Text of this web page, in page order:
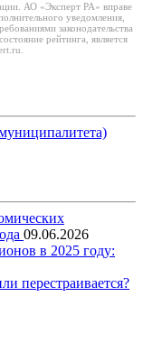
АО «Эксперт РА» вправе
уведомления,
законодательства
рейтинга, является
09.06.2026
в 2025 году:
перестраивается?